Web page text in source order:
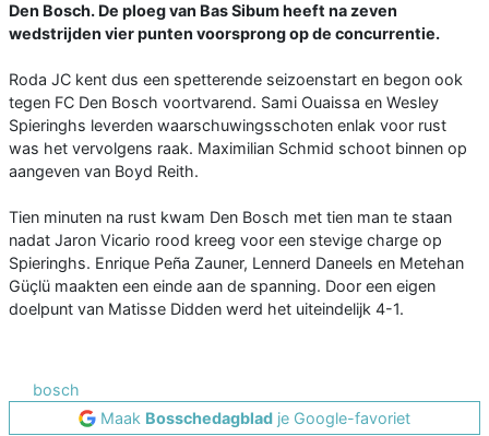
Den Bosch. De ploeg van Bas Sibum heeft na zeven
wedstrijden vier punten voorsprong op de concurrentie.
Roda JC kent dus een spetterende seizoenstart en begon ook
tegen FC Den Bosch voortvarend. Sami Ouaissa en Wesley
Spieringhs leverden waarschuwingsschoten enlak voor rust
was het vervolgens raak. Maximilian Schmid schoot binnen op
aangeven van Boyd Reith.
Tien minuten na rust kwam Den Bosch met tien man te staan
nadat Jaron Vicario rood kreeg voor een stevige charge op
Spieringhs. Enrique Peña Zauner, Lennerd Daneels en Metehan
Güçlü maakten een einde aan de spanning. Door een eigen
doelpunt van Matisse Didden werd het uiteindelijk 4-1.
bosch
Maak Bosschedagblad je Google-favoriet